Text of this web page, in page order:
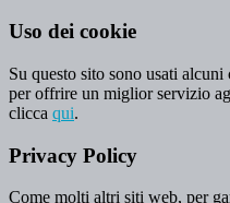
Uso dei cookie
Su questo sito sono usati
per offrire un miglior servizio
clicca qui.
Privacy Policy
Come molti altri siti web, per